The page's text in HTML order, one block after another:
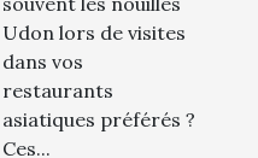
quotidiens
Udon lors de visites
dans vos
restaurants
asiatiques préférés ?
Ces...